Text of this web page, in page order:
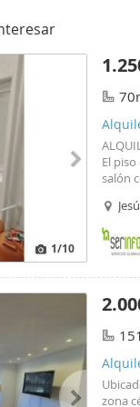
1/10
El
salón
zona